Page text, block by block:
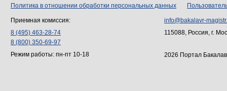
Политика в отношении обработки персональных данных
Приемная комиссия:
8 (495) 463-28-74
8 (800) 350-69-97
Режим работы: пн-пт 10-18
info@bakalavr-
115088, Россия, г.
2026 Портал